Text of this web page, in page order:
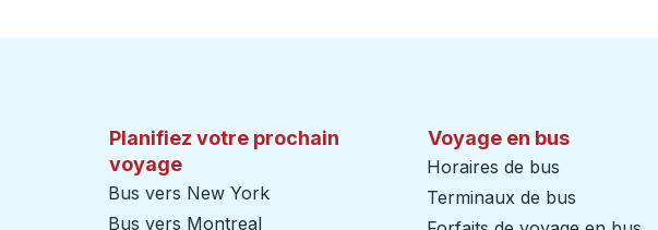
Planifiez votre prochain
voyage
Bus vers New York
Bus vers Montreal
Voyage en bus
Horaires de bus
Terminaux de bus